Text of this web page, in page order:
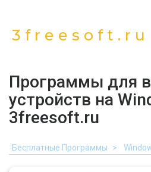
3freesoft.ru
Программы для
устройств на
3freesoft.ru
Бесплатные Программы